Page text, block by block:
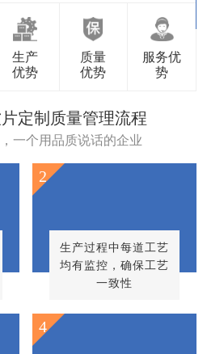
生产
优势
质量
优势
服务优
势
定制质量管理流程
一个用品质说话的企业
生产过程中每道工艺
均有监控，确保工艺
一致性
2
4